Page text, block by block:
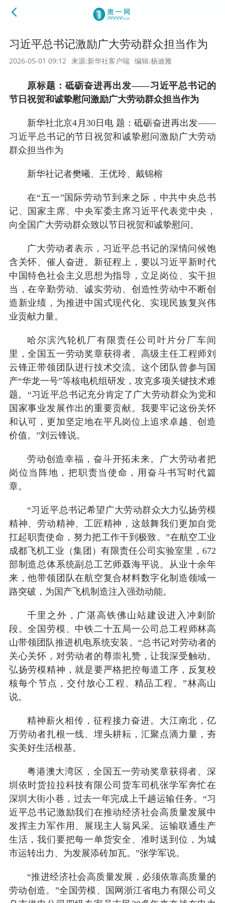
习近平总书记激励广大劳动群众担当作为
2026-05-01 09:12 来源:新华社客户端 编辑:杨迪雅
原标题：砥砺奋进再出发——习近平总书记的
节日祝贺和诚挚慰问激励广大劳动群众担当作为
新华社北京4月30日电 题：砥砺奋进再出发——
习近平总书记的节日祝贺和诚挚慰问激励广大劳动
群众担当作为
新华社记者樊曦、王优玲、戴锦榕
在“五一”国际劳动节到来之际，中共中央总书
记、国家主席、中央军委主席习近平代表党中央，
向全国广大劳动群众致以节日祝贺和诚挚慰问。
广大劳动者表示，习近平总书记的深情问候饱
含关怀、催人奋进。新征程上，要以习近平新时代
中国特色社会主义思想为指导，立足岗位、实干担
当，在辛勤劳动、诚实劳动、创造性劳动中不断创
造新业绩，为推进中国式现代化、实现民族复兴伟
业贡献力量。
哈尔滨汽轮机厂有限责任公司叶片分厂车间
里，全国五一劳动奖章获得者、高级主任工程师刘
云锋正带领团队进行技术交流。这个团队曾参与国
产“华龙一号”等核电机组研发，攻克多项关键技术难
题。“习近平总书记充分肯定了广大劳动群众为党和
国家事业发展作出的重要贡献。我要牢记这份关怀
和认可，更加坚定地在平凡岗位上追求卓越、创造
价值。”刘云锋说。
劳动创造幸福，奋斗开拓未来。广大劳动者把
岗位当阵地，把职责当使命，用奋斗书写时代篇
章。
“习近平总书记希望广大劳动群众大力弘扬劳模
精神、劳动精神、工匠精神，这鼓舞我们更加自觉
扛起职责使命，努力把工作干到极致。”在航空工业
成都飞机工业（集团）有限责任公司实验室里，672
部制造总体系统副总工艺师聂海平说。从业十余年
来，他带领团队在航空复合材料数字化制造领域一
路突破，为国产飞机制造注入强劲动能。
千里之外，广湛高铁佛山站建设进入冲刺阶
段。全国劳模、中铁二十五局一公司总工程师林高
山带领团队推进机电系统安装。“总书记对劳动者的
关心关怀，对劳动者的尊崇礼赞，让我深受触动。
弘扬劳模精神，就是要严格把控每道工序，反复校
核每个节点，交付放心工程、精品工程。”林高山
说。
精神薪火相传，征程接力奋进。大江南北，亿
万劳动者扎根一线、埋头耕耘，汇聚点滴力量，夯
实美好生活根基。
粤港澳大湾区，全国五一劳动奖章获得者、深
圳依时货拉拉科技有限公司货车司机张学军奔忙在
深圳大街小巷，过去一年完成上千趟运输任务。“习
近平总书记激励我们在推动经济社会高质量发展中
发挥主力军作用、展现主人翁风采。运输联通生产
生活，我们要把每一单货安全、准时送到位，为城
市运转出力、为发展添砖加瓦。”张学军说。
“推进经济社会高质量发展，必须依靠高质量的
劳动创造。”全国劳模、国网浙江省电力有限公司义